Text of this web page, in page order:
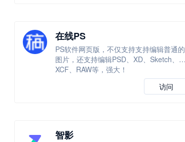
在线PS
PS软件网页版，不仅支持支持编辑普通的
图片，还支持编辑PSD、XD、Sketch、
XCF、RAW等，强大！
访问
智影